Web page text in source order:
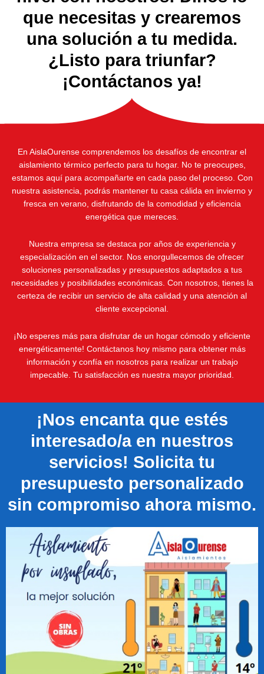
que necesitas y crearemos
una solución a tu medida.
¿Listo para triunfar?
¡Contáctanos ya!
En AislaOurense comprendemos los desafíos de encontrar el
aislamiento térmico perfecto para tu hogar. No te preocupes,
estamos aquí para acompañarte en cada paso del proceso. Con
nuestra asistencia, podrás mantener tu casa cálida en invierno y
fresca en verano, disfrutando de la comodidad y eficiencia
energética que mereces.
Nuestra empresa se destaca por años de experiencia y
especialización en el sector. Nos enorgullecemos de ofrecer
soluciones personalizadas y presupuestos adaptados a tus
necesidades y posibilidades económicas. Con nosotros, tienes la
certeza de recibir un servicio de alta calidad y una atención al
cliente excepcional.
¡No esperes más para disfrutar de un hogar cómodo y eficiente
energéticamente! Contáctanos hoy mismo para obtener más
información y confía en nosotros para realizar un trabajo
impecable. Tu satisfacción es nuestra mayor prioridad.
¡Nos encanta que estés
interesado/a en nuestros
servicios! Solicita tu
presupuesto personalizado
sin compromiso ahora mismo.